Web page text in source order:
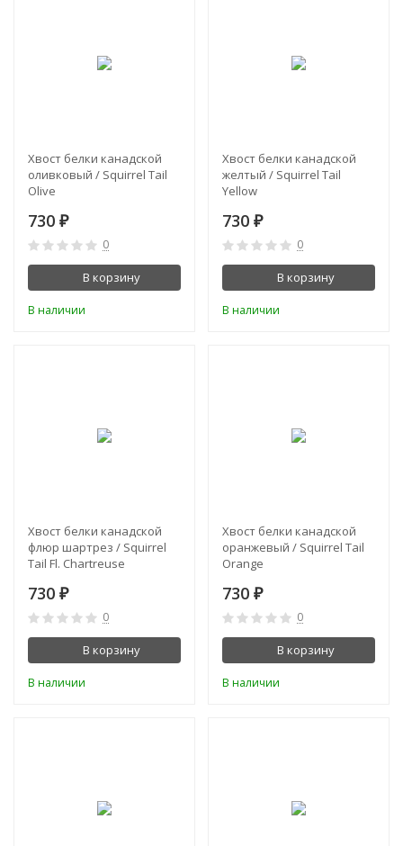
Хвост белки канадской
оливковый / Squirrel Tail
Olive
730 ₽
0
В корзину
В наличии
Хвост белки канадской
желтый / Squirrel Tail
Yellow
730 ₽
0
В корзину
В наличии
Хвост белки канадской
флюр шартрез / Squirrel
Tail Fl. Chartreuse
730 ₽
0
В корзину
В наличии
Хвост белки канадской
оранжевый / Squirrel Tail
Orange
730 ₽
0
В корзину
В наличии